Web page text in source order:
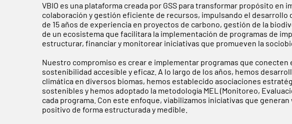
VBIO es una plataforma creada por GSS para transformar propósito
colaboración y gestión eficiente de recursos, impulsando el desarrollo
de 15 años de experiencia en proyectos de carbono, gestión de la
de un ecosistema que facilitara la implementación de programas de
estructurar, financiar y monitorear iniciativas que promueven la
Nuestro compromiso es crear e implementar programas que
sostenibilidad accesible y eficaz. A lo largo de los años, hemos
climática en diversos biomas, hemos establecido asociaciones
sostenibles y hemos adoptado la metodología MEL (Monitoreo,
cada programa. Con este enfoque, viabilizamos iniciativas que
positivo de forma estructurada y medible.